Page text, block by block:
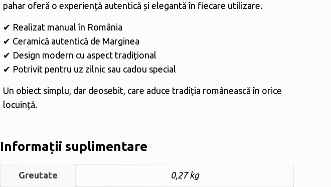
pahar oferă o experiență autentică și elegantă în fiecare utilizare.
✔ Realizat manual în România
✔ Ceramică autentică de Marginea
✔ Design modern cu aspect tradițional
✔ Potrivit pentru uz zilnic sau cadou special
Un obiect simplu, dar deosebit, care aduce tradiția românească în orice
locuință.
Informații suplimentare
Greutate 0,27 kg